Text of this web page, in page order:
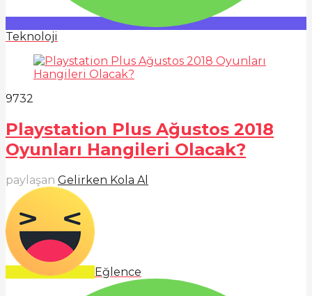
Teknoloji
9732
Playstation Plus Ağustos 2018
Oyunları Hangileri Olacak?
paylaşan Gelirken Kola Al
Eğlence